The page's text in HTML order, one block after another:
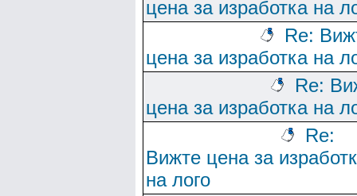
цена за изработка на
Re:
цена за изработка на
Re:
цена за изработка на
Re:
Вижте цена за
на лого